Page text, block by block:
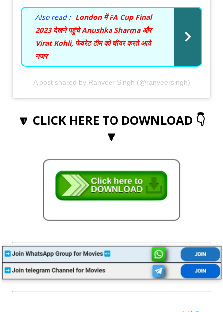
Also read : London में FA Cup Final
2023 देखने पहुंचे Anushka Sharma और
Virat Kohli, फेवरेट टीम को चीयर करते आये
नजर
A post shared by Ranveer Singh (@ranveersingh)
🔽 CLICK HERE TO DOWNLOAD 👇
🔽